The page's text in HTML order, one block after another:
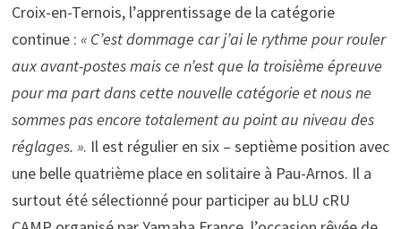
Croix-en-Ternois, l’apprentissage de la catégorie
continue : « C’est dommage car j’ai le rythme pour rouler
aux avant-postes mais ce n’est que la troisième épreuve
pour ma part dans cette nouvelle catégorie et nous ne
sommes pas encore totalement au point au niveau des
réglages. ». Il est régulier en six – septième position avec
une belle quatrième place en solitaire à Pau-Arnos. Il a
surtout été sélectionné pour participer au bLU cRU